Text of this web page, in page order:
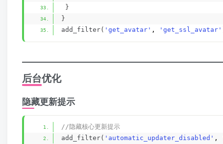
}
}
add_filter( 'get_avatar' , 'get_ssl_avatar'
后台优化
隐藏更新提示
//隐藏核心更新提示
add_filter( 'automatic_updater_disabled' ,